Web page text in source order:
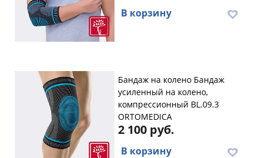
В корзину
Бандаж на колено Бандаж
усиленный на колено,
компрессионный BL.09.3
ORTOMEDICA
2 100 руб.
В корзину